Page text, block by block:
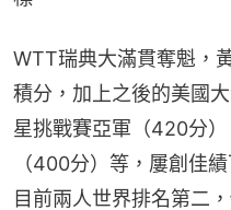
WTT瑞典大滿貫奪魁，
積分，加上之後的美國
星挑戰賽亞軍（420分
（400分）等，屢創佳
目前兩人世界排名第二